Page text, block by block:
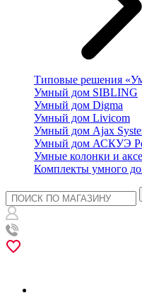
Типовые решения
Умный дом SIBLING
Умный дом Digma
Умный дом Livicom
Умный дом Ajax
Умный дом АСКУЭ
Умные колонки и
Комплекты умного